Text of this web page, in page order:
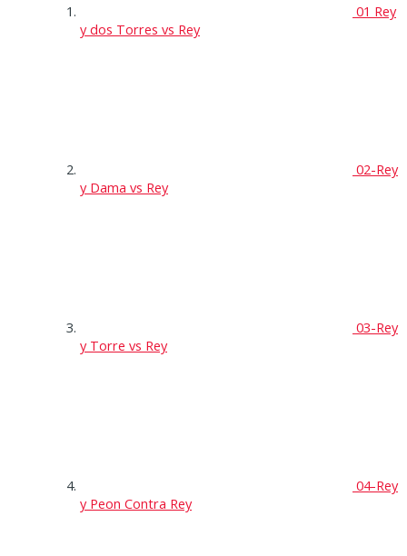
01 Rey
y dos Torres vs Rey
02-Rey
y Dama vs Rey
03-Rey
y Torre vs Rey
04-Rey
y Peon Contra Rey